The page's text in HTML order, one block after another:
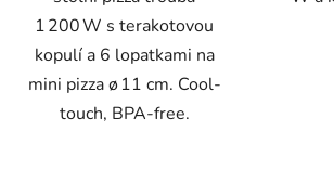
1 200 W s terakotovou
kopulí a 6 lopatkami na
mini pizza ø 11 cm. Cool-
touch, BPA‑free.